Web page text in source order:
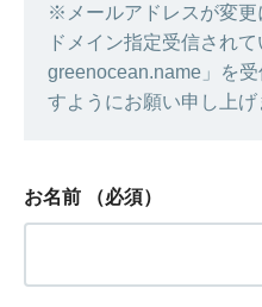
※メールアドレスが変更
ドメイン指定受信され
greenocean.name」を
すようにお願い申し上げ
お名前 （必須）